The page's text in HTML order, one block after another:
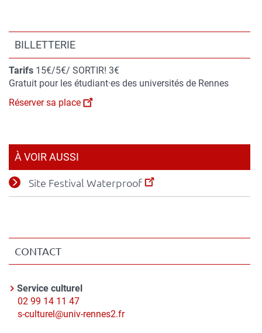
Blocs
personnalisables
BILLETTERIE
Contenu
du
Tarifs 15€/5€/ SORTIR! 3€
Gratuit pour les étudiant·es des universités de Rennes
Réserver sa place
À VOIR AUSSI
Site Festival Waterproof
CONTACT
Nom
du
Service culturel
Téléphone
02 99 14 11 47
Courriel
s-culturel@univ-rennes2.fr